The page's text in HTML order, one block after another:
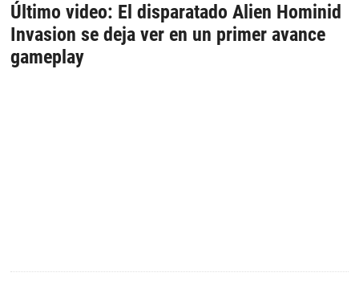
Último video: El disparatado Alien Hominid
Invasion se deja ver en un primer avance
gameplay